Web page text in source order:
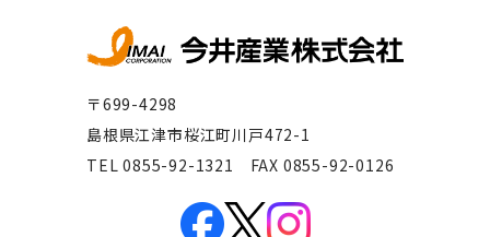
〒699-4298
島根県江津市桜江町川戸472-1
TEL 0855-92-1321 FAX 0855-92-0126